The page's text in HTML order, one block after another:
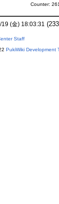
Counter:
(金) 18:03:31
Staff
PukiWiki Development